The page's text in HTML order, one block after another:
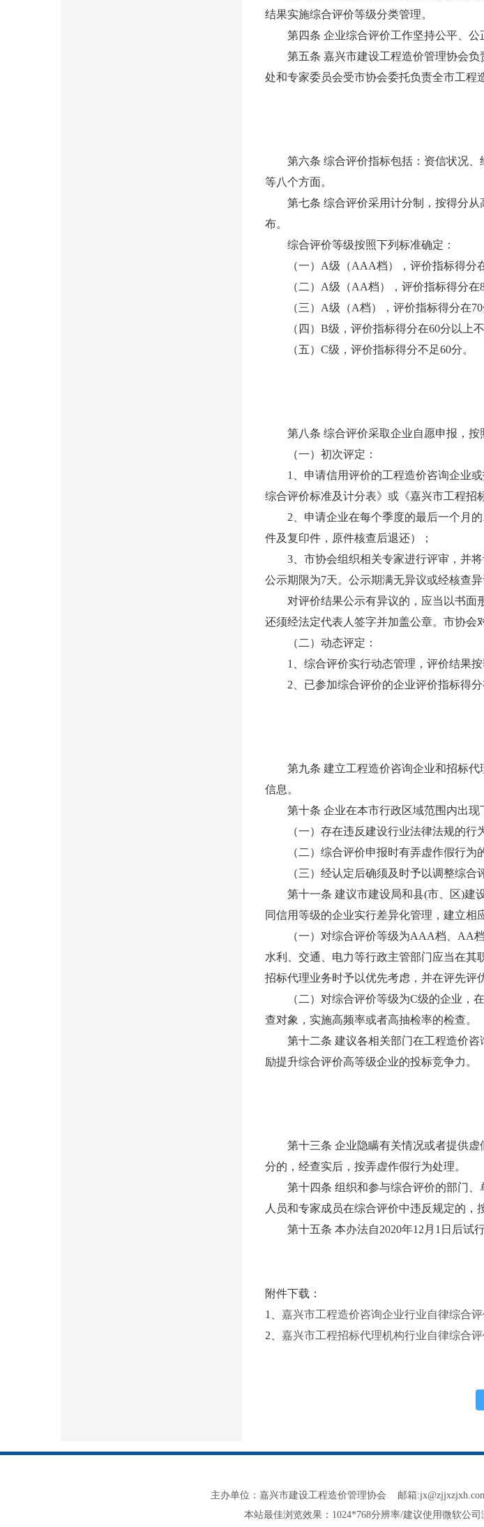
结果实施综合评价等级分类管理。
第四条 企业综合评价工作坚持公平、公
第五条 嘉兴市建设工程造价管理协会负
处和专家委员会受市协会委托负责全市工程
第六条 综合评价指标包括：资信状况、
等八个方面。
第七条 综合评价采用计分制，按得分从
布。
综合评价等级按照下列标准确定：
（一）A级（AAA档），评价指标得分在
（二）A级（AA档），评价指标得分在
（三）A级（A档），评价指标得分在70
（四）B级，评价指标得分在60分以上不
（五）C级，评价指标得分不足60分。
第八条 综合评价采取企业自愿申报，按
（一）初次评定：
1、申请信用评价的工程造价咨询企业或
综合评价标准及计分表》或《嘉兴市工程招
2、申请企业在每个季度的最后一个月的
件及复印件，原件核查后退还）；
3、市协会组织相关专家进行评审，并将
公示期限为7天。公示期满无异议或经核查
对评价结果公示有异议的，应当以书面
还须经法定代表人签字并加盖公章。市协会
（二）动态评定：
1、综合评价实行动态管理，评价结果按
2、已参加综合评价的企业评价指标得分
第九条 建立工程造价咨询企业和招标代
信息。
第十条 企业在本市行政区域范围内出现
（一）存在违反建设行业法律法规的行为
（二）综合评价申报时有弄虚作假行为的
（三）经认定后确须及时予以调整综合评
第十一条 建议市建设局和县(市、区)建设
同信用等级的企业实行差异化管理，建立相
（一）对综合评价等级为AAA档、AA档
水利、交通、电力等行政主管部门应当在
招标代理业务时予以优先考虑，并在评先评
（二）对综合评价等级为C级的企业，在
查对象，实施高频率或者高抽检率的检查。
第十二条 建议各相关部门在工程造价咨
励提升综合评价高等级企业的投标竞争力。
第十三条 企业隐瞒有关情况或者提供虚
分的，经查实后，按弄虚作假行为处理。
第十四条 组织和参与综合评价的部门、
人员和专家成员在综合评价中违反规定的，
第十五条 本办法自2020年12月1日后试行
附件下载：
1、 嘉兴市工程造价咨询企业行业自律综合
2、 嘉兴市工程招标代理机构行业自律综合
主办单位：嘉兴市建设工程造价管理协会 邮箱
本站最佳浏览效果：1024*768分辨率/建议使用微软公